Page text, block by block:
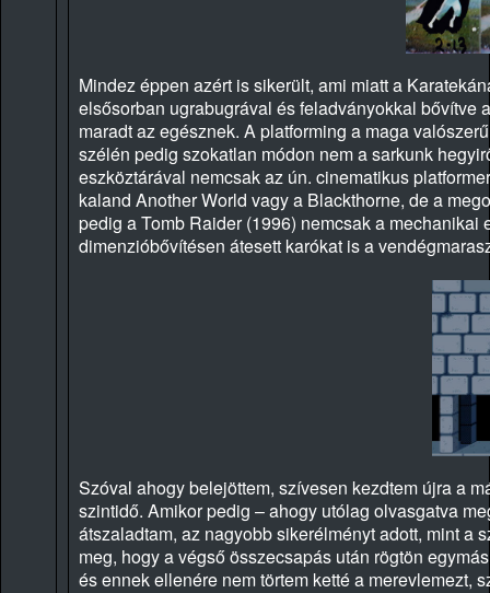
Mindez éppen azért is sikerült, ami miatt a
elsősorban ugrabugrával és feladványokkal bővítve
maradt az egésznek. A platforming a maga
szélén pedig szokatlan módon nem a sarkunk
eszköztárával nemcsak az ún. cinematikus
kaland Another World vagy a Blackthorne, de a
pedig a Tomb Raider (1996) nemcsak a
dimenzióbővítésen átesett karókat is a
Szóval ahogy belejöttem, szívesen kezdtem újra a
szintidő. Amikor pedig – ahogy utólag olvasgatva
átszaladtam, az nagyobb sikerélményt adott, mint a
meg, hogy a végső összecsapás után rögtön
és ennek ellenére nem törtem ketté a merevlemezt,